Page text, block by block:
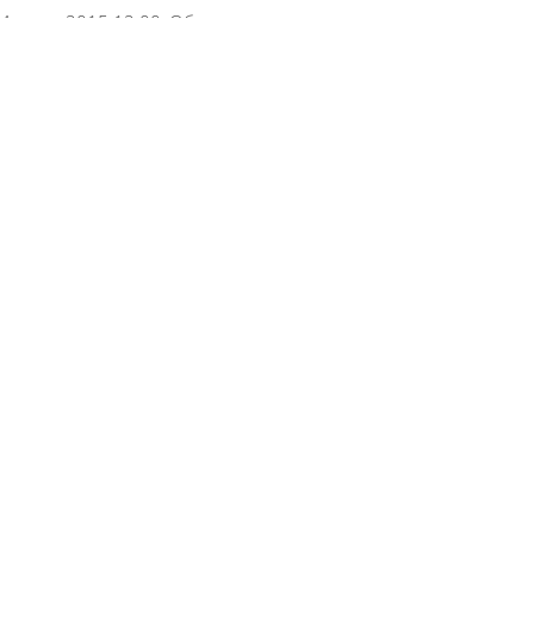
4 июня 2015 12:00 Общество